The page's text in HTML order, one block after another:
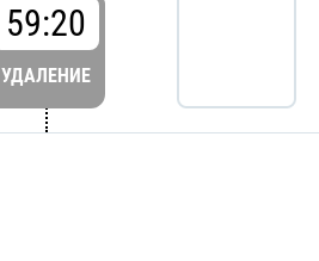
59:20
УДАЛЕНИЕ